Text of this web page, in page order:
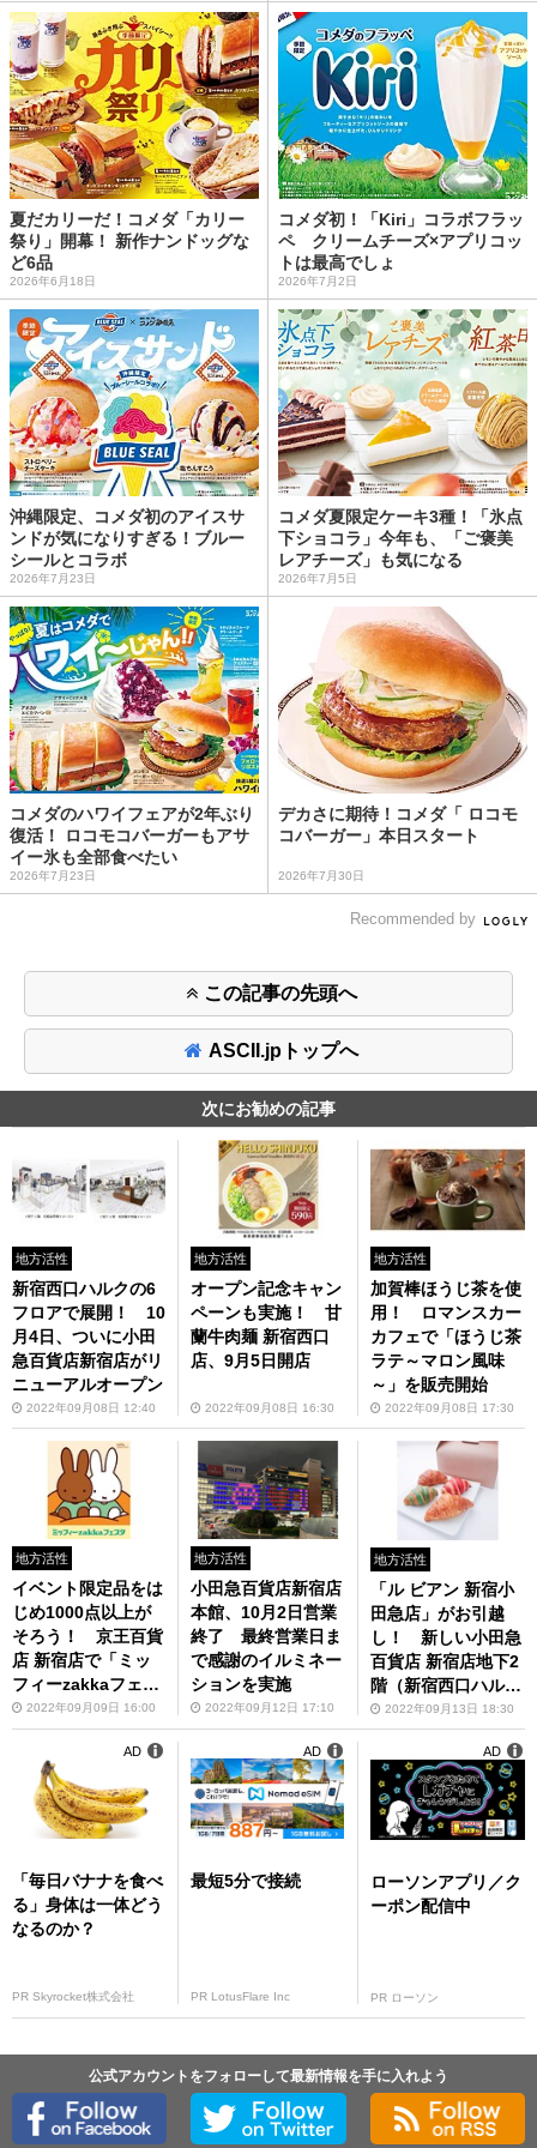
夏だカリーだ！コメダ「カリー
祭り」開幕！ 新作ナンドッグな
ど6品
2026年6月18日
コメダ初！「Kiri」コラボフラッ
ペ クリームチーズ×アプリコッ
トは最高でしょ
2026年7月2日
沖縄限定、コメダ初のアイスサ
ンドが気になりすぎる！ブルー
シールとコラボ
2026年7月23日
コメダ夏限定ケーキ3種！「氷点
下ショコラ」今年も、「ご褒美
レアチーズ」も気になる
2026年7月5日
コメダのハワイフェアが2年ぶり
復活！ ロコモコバーガーもアサ
イー氷も全部食べたい
2026年7月23日
デカさに期待！コメダ「 ロコモ
コバーガー」本日スタート
2026年7月30日
Recommended by
この記事の先頭へ
ASCII.jpトップへ
次にお勧めの記事
地方活性
新宿西口ハルクの6
フロアで展開！ 10
月4日、ついに小田
急百貨店新宿店がリ
ニューアルオープン
2022年09月08日 12:40
地方活性
オープン記念キャン
ペーンも実施！ 甘
蘭牛肉麺 新宿西口
店、9月5日開店
2022年09月08日 16:30
地方活性
加賀棒ほうじ茶を使
用！ ロマンスカー
カフェで「ほうじ茶
ラテ～マロン風味
～」を販売開始
2022年09月08日 17:30
地方活性
イベント限定品をは
じめ1000点以上が
そろう！ 京王百貨
店 新宿店で「ミッ
フィーzakkaフェス
タ」を初開催
2022年09月09日 16:00
地方活性
小田急百貨店新宿店
本館、10月2日営業
終了 最終営業日ま
で感謝のイルミネー
ションを実施
2022年09月12日 17:10
地方活性
「ル ビアン 新宿小
田急店」がお引越
し！ 新しい小田急
百貨店 新宿店地下2
階（新宿西口ハル
ク）にて営業開始
2022年09月13日 18:30
「毎日バナナを食べ
る」身体は一体どう
なるのか？
PR Skyrocket株式会社
AD
最短5分で接続
PR LotusFlare Inc
AD
ローソンアプリ／ク
ーポン配信中
PR ローソン
AD
公式アカウントをフォローして最新情報を手に入れよう